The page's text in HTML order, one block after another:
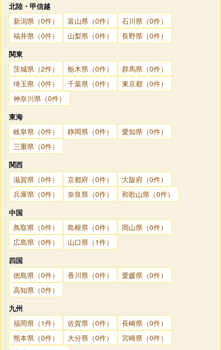
北陸・甲信越
新潟県（0件）
富山県（0件）
石川県（0件）
福井県（0件）
山梨県（0件）
長野県（0件）
関東
茨城県（2件）
栃木県（0件）
群馬県（0件）
埼玉県（0件）
千葉県（0件）
東京都（0件）
神奈川県（0件）
東海
岐阜県（0件）
静岡県（0件）
愛知県（0件）
三重県（0件）
関西
滋賀県（0件）
京都府（0件）
大阪府（0件）
兵庫県（0件）
奈良県（0件）
和歌山県（0件）
中国
鳥取県（0件）
島根県（0件）
岡山県（0件）
広島県（0件）
山口県（1件）
四国
徳島県（0件）
香川県（0件）
愛媛県（0件）
高知県（0件）
九州
福岡県（1件）
佐賀県（0件）
長崎県（0件）
熊本県（0件）
大分県（0件）
宮崎県（0件）